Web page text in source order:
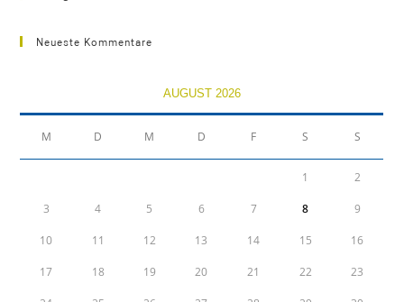
Neueste Kommentare
AUGUST 2026
M D M D F S S
1 2
3 4 5 6 7 8 9
10 11 12 13 14 15 16
17 18 19 20 21 22 23